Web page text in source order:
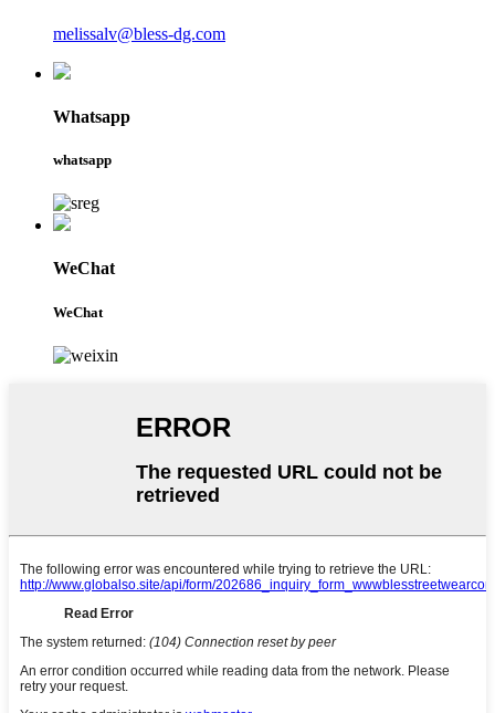
melissalv@bless-dg.com
Whatsapp
whatsapp
WeChat
WeChat